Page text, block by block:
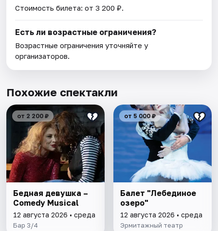
Стоимость билета: от 3 200 ₽.
Есть ли возрастные ограничения?
Возрастные ограничения уточняйте у
организаторов.
Похожие спектакли
от 2 200 ₽
Бедная девушка –
Comedy Musical
12 августа 2026 • среда
Бар 3/4
от 5 000 ₽
Балет "Лебединое
озеро"
12 августа 2026 • среда
Эрмитажный театр